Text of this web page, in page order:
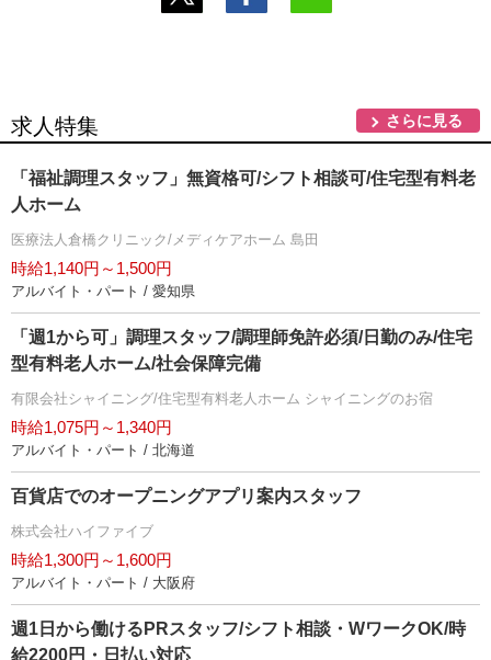
求人特集 さらに見る
「福祉調理スタッフ」無資格可/シフト相談可/住宅型有料老
人ホーム
医療法人倉橋クリニック/メディケアホーム 島田
時給1,140円～1,500円
アルバイト・パート / 愛知県
「週1から可」調理スタッフ/調理師免許必須/日勤のみ/住宅
型有料老人ホーム/社会保障完備
有限会社シャイニング/住宅型有料老人ホーム シャイニングのお宿
時給1,075円～1,340円
アルバイト・パート / 北海道
百貨店でのオープニングアプリ案内スタッフ
株式会社ハイファイブ
時給1,300円～1,600円
アルバイト・パート / 大阪府
週1日から働けるPRスタッフ/シフト相談・WワークOK/時
給2200円・日払い対応